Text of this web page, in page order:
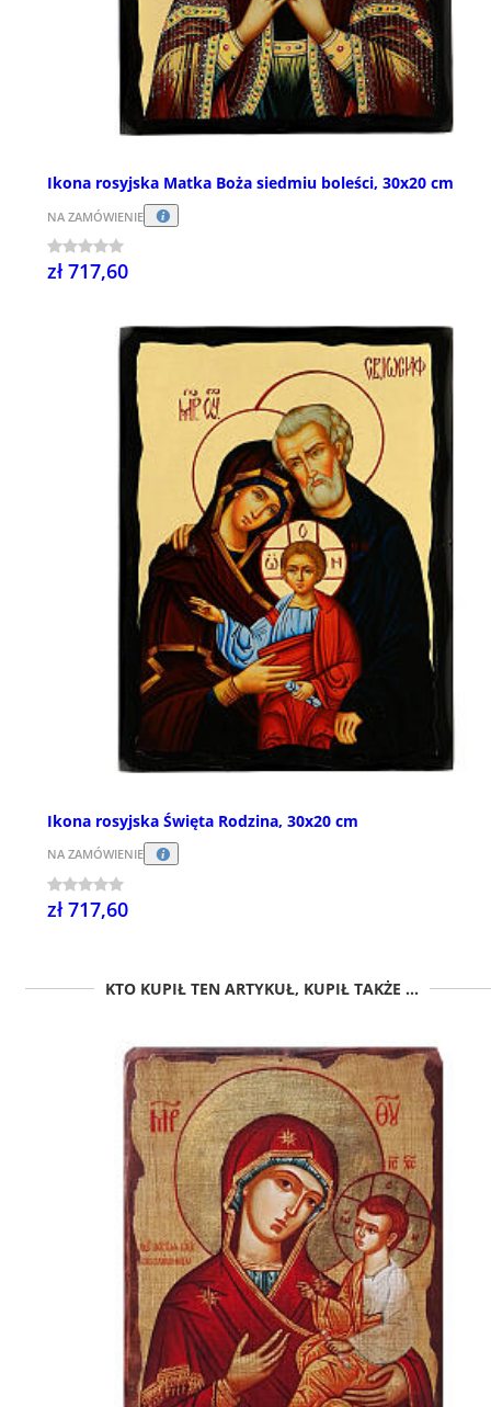
Ikona rosyjska Matka Boża siedmiu boleści, 30x20 cm
NA ZAMÓWIENIE
zł 717,60
Ikona rosyjska Święta Rodzina, 30x20 cm
NA ZAMÓWIENIE
zł 717,60
KTO KUPIŁ TEN ARTYKUŁ, KUPIŁ TAKŻE ...